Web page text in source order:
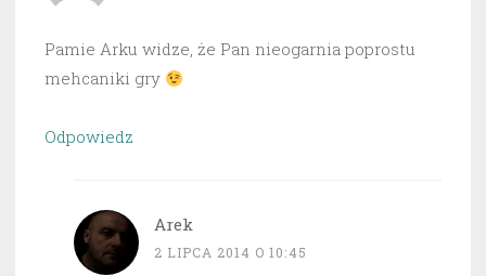
Pamie Arku widze, że Pan nieogarnia poprostu
mehcaniki gry
Odpowiedz
Arek
2 LIPCA 2014 O 10:45